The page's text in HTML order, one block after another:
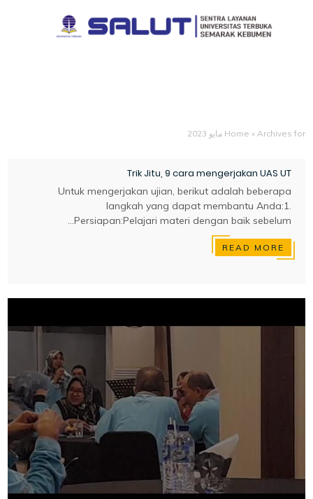
Home » Archives for مايو 2023
Trik Jitu, 9 cara mengerjakan UAS UT
Untuk mengerjakan ujian, berikut adalah beberapa
langkah yang dapat membantu Anda:1.
Persiapan:Pelajari materi dengan baik sebelum...
READ MORE